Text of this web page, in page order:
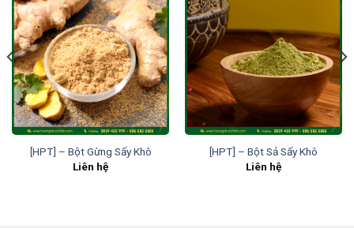
[HPT] – Bột Gừng Sấy Khô
Liên hệ
[HPT] – Bột Sả Sấy Khô
Liên hệ